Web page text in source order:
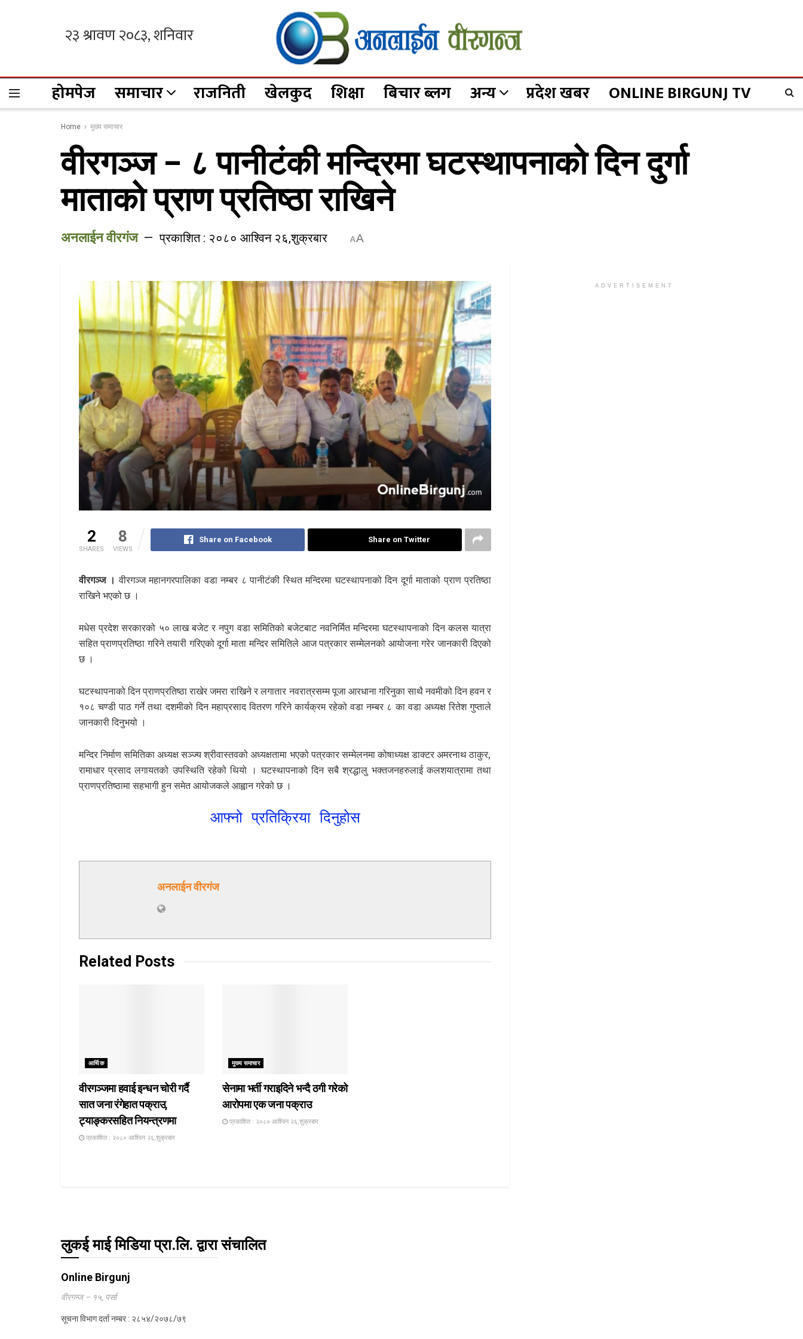
होमपेज समाचार राजनिती खेलकुद शिक्षा बिचार ब्लग अन्य प्रदेश खबर ONLINE BIRGUNJ TV
Home मुख्य समाचार
वीरगञ्ज – ८ पानीटंकी मन्दिरमा घटस्थापनाको दिन दुर्गा
माताको प्राण प्रतिष्ठा राखिने
अनलाईन वीरगंज प्रकाशित : २०८० आश्विन २६,शुक्रबार AA
2
SHARES
8
VIEWS
Share on Facebook Share on Twitter
वीरगञ्ज । वीरगञ्ज महानगरपालिका वडा नम्बर ८ पानीटंकी स्थित मन्दिरमा घटस्थापनाको दिन दूर्गा माताको प्राण प्रतिष्ठा
राखिने भएको छ ।
मधेस प्रदेश सरकारको ५० लाख बजेट र नपुग वडा समितिको बजेटबाट नवनिर्मित मन्दिरमा घटस्थापनाको दिन कलस यात्रा
सहित प्राणप्रतिष्ठा गरिने तयारी गरिएको दूर्गा माता मन्दिर समितिले आज पत्रकार सम्मेलनको आयोजना गरेर जानकारी दिएको
छ ।
घटस्थापनाको दिन प्राणप्रतिष्ठा राखेर जमरा राखिने र लगातार नवरात्रसम्म पूजा आरधाना गरिनुका साथै नवमीको दिन हवन र
१०८ चण्डी पाठ गर्ने तथा दशमीको दिन महाप्रसाद वितरण गरिने कार्यक्रम रहेको वडा नम्बर ८ का वडा अध्यक्ष रितेश गुप्ताले
जानकारी दिनुभयो ।
मन्दिर निर्माण समितिका अध्यक्ष सञ्ज्य श्रीवास्तवको अध्यक्षतामा भएको पत्रकार सम्मेलनमा कोषाध्यक्ष डाक्टर अमरनाथ ठाकुर,
रामाधार प्रसाद लगायतको उपस्थिति रहेको थियो । घटस्थापनाको दिन सबै श्रद्धालु भक्तजनहरुलाई कलशयात्रामा तथा
प्राणप्रतिष्ठामा सहभागी हुन समेत आयोजकले आह्वान गरेको छ ।
आफ्नो प्रतिक्रिया दिनुहोस
अनलाईन वीरगंज
Related Posts
आर्थिक
वीरगञ्जमा हवाई इन्धन चोरी गर्दै
सात जना रंगेहात पक्राउ,
ट्याङ्करसहित नियन्त्रणमा
प्रकाशित : २०८० आश्विन २६,शुक्रबार
मुख्य समाचार
सेनामा भर्ती गराइदिने भन्दै ठगी गरेको
आरोपमा एक जना पक्राउ
प्रकाशित : २०८० आश्विन २६,शुक्रबार
ADVERTISEMENT
लुकई माई मिडिया प्रा.लि. द्वारा संचालित
Online Birgunj
वीरगन्ज – १५, पर्सा
सूचना विभाग दर्ता नम्बर : २८५४/२०७८/७९